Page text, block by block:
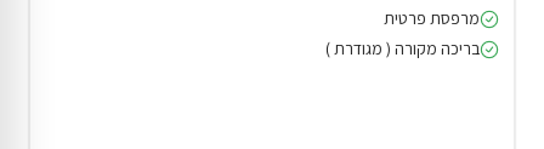
מרפסת פרטית
בריכה מקורה ( מגודרת )